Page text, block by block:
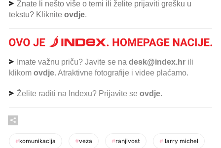
Znate li nešto više o temi ili želite prijaviti grešku u
tekstu? Kliknite ovdje.
Imate važnu priču? Javite se na desk@index.hr ili
klikom ovdje. Atraktivne fotografije i videe plaćamo.
Želite raditi na Indexu? Prijavite se ovdje.
#komunikacija #veza #ranjivost # larry michel